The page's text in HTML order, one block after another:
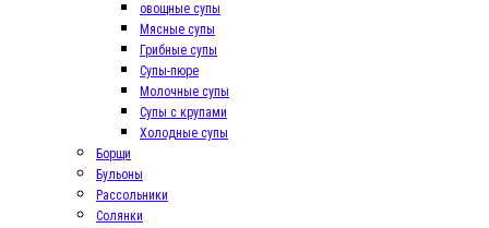
овощные супы
Мясные супы
Грибные супы
Супы-пюре
Молочные супы
Супы с крупами
Холодные супы
Борщи
Бульоны
Рассольники
Солянки